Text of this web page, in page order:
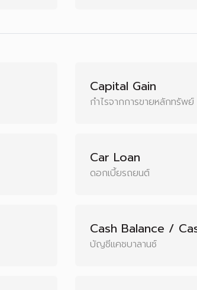
Capital Gain
กำไรจากการขายหลักทรัพย์
Car Loan
ดอกเบี้ยรถยนต์
Cash Balance /
บัญชีแคชบาลานซ์